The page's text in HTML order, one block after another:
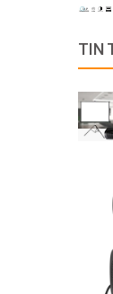
TIN